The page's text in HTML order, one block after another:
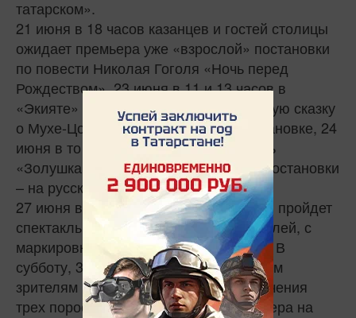
татарском».
21 июня в 18 часов казанцев и гостей столицы
ожидает премьера уже «взрослой» постановки
по повести Николая Гоголя «Ночь перед
Рождеством». 23 июня в 11 и 13 часов в
«Экияте» покажут излюбленную детскую сказку
о Мухе-Цокотухе в классической постановке, 24
июня в то же время пройдет спектакль
«Золушка» по Евгению Шварцу, обе постановки
– на русском языке.
27 июня в 10 часов на сцене «Экията» пройдет
спектакль для самых маленьких зрителей, с
маркировкой 1+, – «Не хочу, не буду». В
субботу, 30 июня, в 11 и 13 часов юным
зрителям представят «Новые приключения
трех поросят» по книгам Бориса Вайнера на